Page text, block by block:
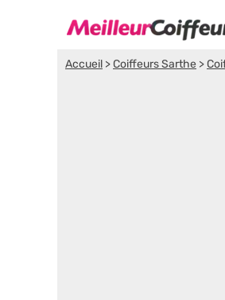
Accueil >Coiffeurs Sarthe >